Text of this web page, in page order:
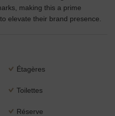
making this a prime
elevate their brand presence.
Étagères
Toilettes
Réserve